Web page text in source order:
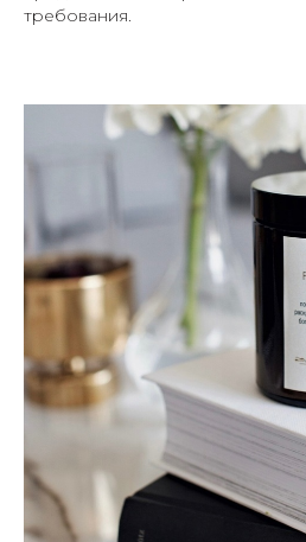
требования.